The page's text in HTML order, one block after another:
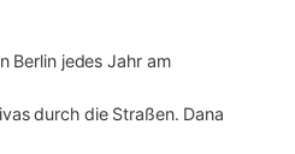
Berlin jedes Jahr am
durch die Straßen. Dana